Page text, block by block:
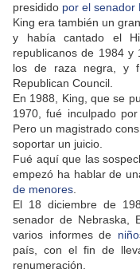
presidido por el senador
King era también un
y había cantado el
republicanos de 1984 y
los de raza negra, y
Republican Council.
En 1988, King, que se
1970, fué inculpado
Pero un magistrado
soportar un juicio.
Fué aquí que las
empezó ha hablar de
de menores
El 18 diciembre de
senador de Nebraska,
varios informes de
país, con el fin de
renumeración.